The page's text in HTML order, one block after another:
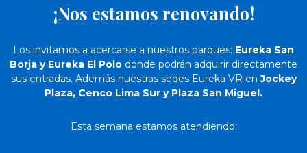
¡Nos estamos renovando!
Los invitamos a acercarse a nuestros parques: Eureka San
Borja y Eureka El Polo donde podrán adquirir directamente
sus entradas. Además nuestras sedes Eureka VR enJockey
Plaza, Cenco Lima Sur y Plaza San Miguel.
Esta semana estamos atendiendo: